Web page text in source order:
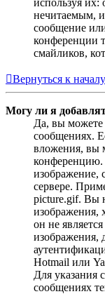
нечитаемым, и
сообщение
конференции
смайликов,
Вернуться к началу
Могу ли я
Да, вы можете
сообщениях.
вложения, вы
конференцию.
изображение,
сервере.
picture.gif. Вы
изображения,
он не
изображения,
Hotmail или
Для указания
сообщениях